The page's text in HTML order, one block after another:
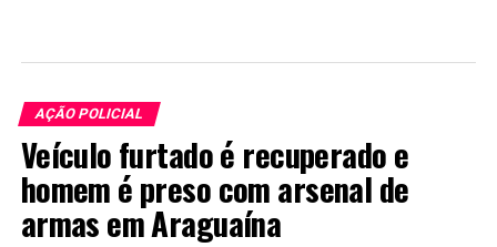
AÇÃO POLICIAL
Veículo furtado é recuperado e
homem é preso com arsenal de
armas em Araguaína